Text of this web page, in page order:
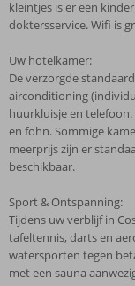
kleintjes is er een
doktersservice. Wifi is
Uw hotelkamer:
De verzorgde
airconditioning
huurkluisje en
en föhn. Sommige
meerprijs zijn er
beschikbaar.
Sport & Ontspanning:
Tijdens uw verblijf in
tafeltennis, darts en
watersporten tegen
met een sauna